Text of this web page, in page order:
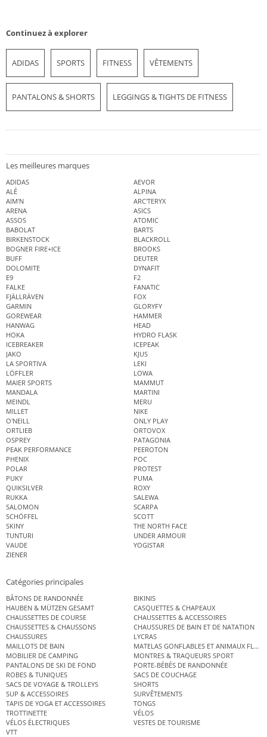
Continuez à explorer
ADIDAS SPORTS FITNESS VÊTEMENTS
PANTALONS & SHORTS LEGGINGS & TIGHTS DE FITNESS
Les meilleures marques
ADIDAS
AEVOR
ALÉ
ALPINA
AIM'N
ARC'TERYX
ARENA
ASICS
ASSOS
ATOMIC
BABOLAT
BARTS
BIRKENSTOCK
BLACKROLL
BOGNER FIRE+ICE
BROOKS
BUFF
DEUTER
DOLOMITE
DYNAFIT
E9
F2
FALKE
FANATIC
FJÄLLRÄVEN
FOX
GARMIN
GLORYFY
GOREWEAR
HAMMER
HANWAG
HEAD
HOKA
HYDRO FLASK
ICEBREAKER
ICEPEAK
JAKO
KJUS
LA SPORTIVA
LEKI
LÖFFLER
LOWA
MAIER SPORTS
MAMMUT
MANDALA
MARTINI
MEINDL
MERU
MILLET
NIKE
O'NEILL
ONLY PLAY
ORTLIEB
ORTOVOX
OSPREY
PATAGONIA
PEAK PERFORMANCE
PEEROTON
PHENIX
POC
POLAR
PROTEST
PUKY
PUMA
QUIKSILVER
ROXY
RUKKA
SALEWA
SALOMON
SCARPA
SCHÖFFEL
SCOTT
SKINY
THE NORTH FACE
TUNTURI
UNDER ARMOUR
VAUDE
YOGISTAR
ZIENER
Catégories principales
BÂTONS DE RANDONNÉE
BIKINIS
HAUBEN & MÜTZEN GESAMT
CASQUETTES & CHAPEAUX
CHAUSSETTES DE COURSE
CHAUSSETTES & ACCESSOIRES
CHAUSSETTES & CHAUSSONS
CHAUSSURES DE BAIN ET DE NATATION
CHAUSSURES
LYCRAS
MAILLOTS DE BAIN
MATELAS GONFLABLES ET ANIMAUX
MOBILIER DE CAMPING
MONTRES & TRAQUEURS SPORT
PANTALONS DE SKI DE FOND
PORTE-BÉBÉS DE RANDONNÉE
ROBES & TUNIQUES
SACS DE COUCHAGE
SACS DE VOYAGE & TROLLEYS
SHORTS
SUP & ACCESSOIRES
SURVÊTEMENTS
TAPIS DE YOGA ET ACCESSOIRES
TONGS
TROTTINETTE
VÉLOS
VÉLOS ÉLECTRIQUES
VESTES DE TOURISME
VTT